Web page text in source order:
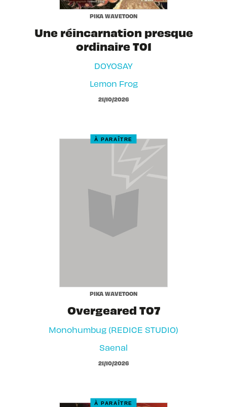
PIKA WAVETOON
Une réincarnation presque
ordinaire T01
DOYOSAY
Lemon Frog
21/10/2026
À PARAÎTRE
PIKA WAVETOON
Overgeared T07
Monohumbug (REDICE STUDIO)
Saenal
21/10/2026
À PARAÎTRE